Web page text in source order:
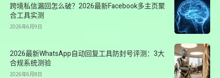
跨境私信漏回怎么破？2026最新Facebook多主页聚
合工具实测
2026年6月9日
2026最新WhatsApp自动回复工具防封号评测：3大
合规系统测验
2026年6月8日